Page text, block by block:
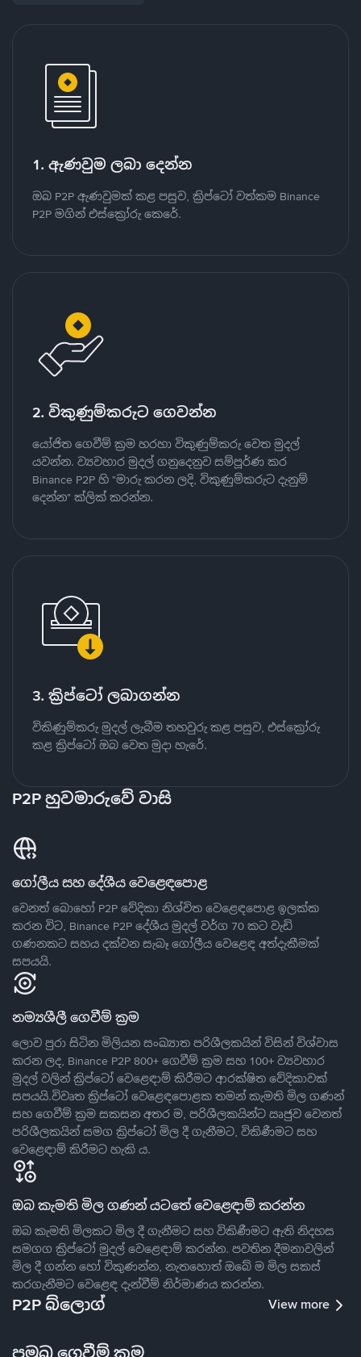
1. ඇණවුම ලබා දෙන්න
ඔබ P2P ඇණවුමක් කළ පසුව, ක්‍රිප්ටෝ වත්කම Binance
P2P මගින් එස්ක්‍රෝරු කෙරේ.
2. විකුණුම්කරුට ගෙවන්න
යෝජිත ගෙවීම් ක්‍රම හරහා විකුණුම්කරු වෙත මුදල්
යවන්න. ව්‍යවහාර මුදල් ගනුදෙනුව සම්පූර්ණ කර
Binance P2P හි "මාරු කරන ලදි, විකුණුම්කරුට දැනුම්
දෙන්න" ක්ලික් කරන්න.
3. ක්‍රිප්ටෝ ලබාගන්න
විකිණුම්කරු මුදල් ලැබීම තහවුරු කළ පසුව, එස්ක්‍රෝරු
කළ ක්‍රිප්ටෝ ඔබ වෙත මුදා හැරේ.
P2P හුවමාරුවේ වාසි
ගෝලීය සහ දේශීය වෙළෙඳපොළ
වෙනත් බොහෝ P2P වේදිකා නිශ්චිත වෙළෙඳපොළ ඉලක්ක
කරන විට, Binance P2P දේශීය මුදල් වර්ග 70 කට වැඩි
ගණනකට සහය දක්වන සැබෑ ගෝලීය වෙළෙඳ අත්දැකීමක්
සපයයි.
නම්‍යශීලී ගෙවීම් ක්‍රම
ලොව පුරා සිටින මිලියන සංඛ්‍යාත පරිශීලකයින් විසින් විශ්වාස
කරන ලද, Binance P2P 800+ ගෙවීම් ක්‍රම සහ 100+ ව්‍යවහාර
මුදල් වලින් ක්‍රිප්ටෝ වෙළෙඳාම් කිරීමට ආරක්ෂිත වේදිකාවක්
සපයයි.විවෘත ක්‍රිප්ටෝ වෙළෙඳපොළක තමන් කැමති මිල ගණන්
සහ ගෙවීම් ක්‍රම සකසන අතර ම, පරිශීලකයින්ට ඍජුව වෙනත්
පරිශීලකයින් සමග ක්‍රිප්ටෝ මිල දී ගැනීමට, විකිණීමට සහ
වෙළෙඳාම් කිරීමට හැකි ය.
ඔබ කැමති මිල ගණන් යටතේ වෙළෙඳාම් කරන්න
ඔබ කැමති මිලකට මිල දී ගැනීමට සහ විකිණීමට ඇති නිදහස
සමගග ක්‍රිප්ටෝ මුදල් වෙළෙඳාම් කරන්න. පවතින දීමනාවලින්
මිල දී ගන්න හෝ විකුණන්න, නැතහොත් ඔබේ ම මිල සකස්
කරගැනීමට වෙළෙඳ දැන්වීම් නිර්මාණය කරන්න.
P2P බ්ලොග් View more